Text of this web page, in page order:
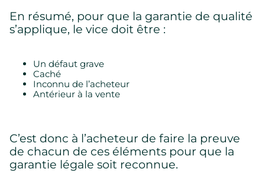
En résumé, pour que la garantie de qualité
s’applique, le vice doit être :
Un défaut grave
Caché
Inconnu de l’acheteur
Antérieur à la vente
C’est donc à l’acheteur de faire la preuve
de chacun de ces éléments pour que la
garantie légale soit reconnue.